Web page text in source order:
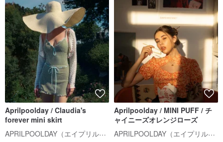
Aprilpoolday / Claudia's
forever mini skirt
APRILPOOLDAY（エイプリルプールデイ）
Aprilpoolday / MINI PUFF / チ
ャイニーズオレンジローズ
APRILPOOLDAY（エイプリルプールデイ）